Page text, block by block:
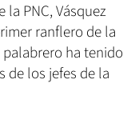
PNC, Vásquez
ranflero de la
ha tenido
de los jefes de la